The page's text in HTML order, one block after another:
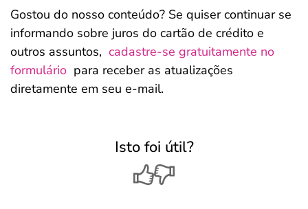
Gostou do nosso conteúdo? Se quiser continuar se
informando sobre juros do cartão de crédito e
outros assuntos, cadastre-se gratuitamente no
formulário para receber as atualizações
diretamente em seu e-mail.
Isto foi útil?